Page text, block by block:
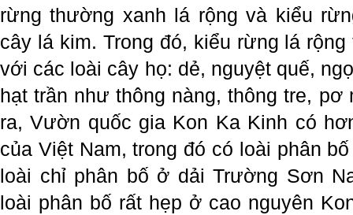
rừng thường xanh lá rộng và kiểu
cây lá kim. Trong đó, kiểu rừng lá
với các loài cây họ: dẻ, nguyệt quế,
hạt trần như thông nàng, thông tre, pơ
ra, Vườn quốc gia Kon Ka Kinh có
của Việt Nam, trong đó có loài phân
loài chỉ phân bố ở dải Trường Sơn
loài phân bố rất hẹp ở cao nguyên